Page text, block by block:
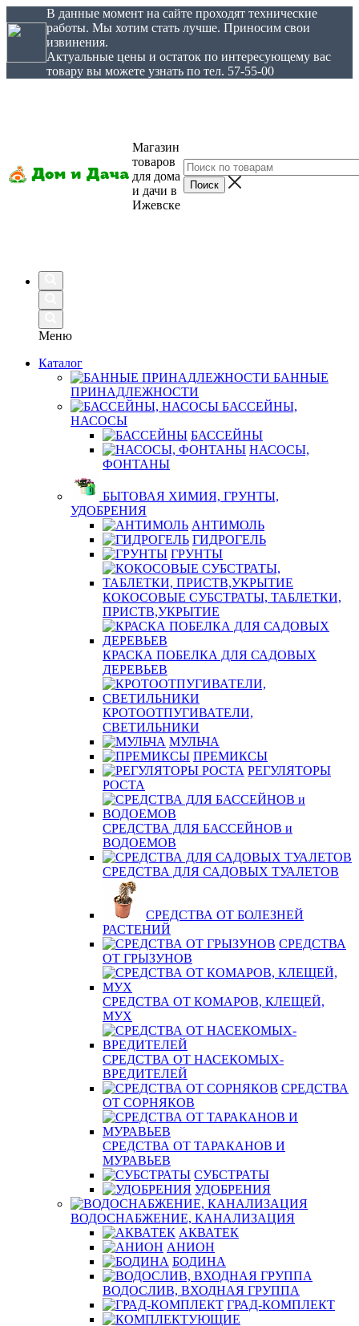
В данные момент на сайте проходят технические
работы. Мы хотим стать лучше. Приносим свои
извинения.
Актуальные цены и остаток по интересующему вас
товару вы можете узнать по тел. 57-55-00
Магазин
товаров
для дома
и дачи в
Ижевске
Меню
Каталог
БАННЫЕ
ПРИНАДЛЕЖНОСТИ
БАССЕЙНЫ,
НАСОСЫ
БАССЕЙНЫ
НАСОСЫ,
ФОНТАНЫ
БЫТОВАЯ ХИМИЯ, ГРУНТЫ,
УДОБРЕНИЯ
АНТИМОЛЬ
ГИДРОГЕЛЬ
ГРУНТЫ
КОКОСОВЫЕ СУБСТРАТЫ, ТАБЛЕТКИ,
ПРИСТВ,УКРЫТИЕ
КРАСКА ПОБЕЛКА ДЛЯ САДОВЫХ
ДЕРЕВЬЕВ
КРОТООТПУГИВАТЕЛИ,
СВЕТИЛЬНИКИ
МУЛЬЧА
ПРЕМИКСЫ
РЕГУЛЯТОРЫ
РОСТА
СРЕДСТВА ДЛЯ БАССЕЙНОВ и
ВОДОЕМОВ
СРЕДСТВА ДЛЯ САДОВЫХ ТУАЛЕТОВ
СРЕДСТВА ОТ БОЛЕЗНЕЙ
РАСТЕНИЙ
СРЕДСТВА
ОТ ГРЫЗУНОВ
СРЕДСТВА ОТ КОМАРОВ, КЛЕЩЕЙ,
МУХ
СРЕДСТВА ОТ НАСЕКОМЫХ-
ВРЕДИТЕЛЕЙ
СРЕДСТВА
ОТ СОРНЯКОВ
СРЕДСТВА ОТ ТАРАКАНОВ И
МУРАВЬЕВ
СУБСТРАТЫ
УДОБРЕНИЯ
ВОДОСНАБЖЕНИЕ, КАНАЛИЗАЦИЯ
АКВАТЕК
АНИОН
БОДИНА
ВОДОСЛИВ, ВХОДНАЯ ГРУППА
ГРАД-КОМПЛЕКТ